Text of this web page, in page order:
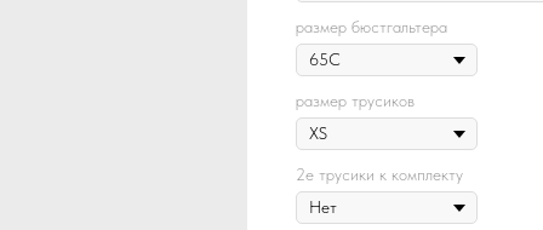
размер бюстгальтера
размер трусиков
2е трусики к комплекту